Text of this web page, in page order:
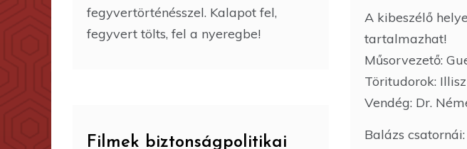
fegyvertörténésszel. Kalapot fel,
fegyvert tölts, fel a nyeregbe!
A kibeszélő
tartalmazhat!
Műsorvezető:
Töritudorok:
Vendég: Dr.
Balázs csatornái:
Filmek biztonságpolitikai